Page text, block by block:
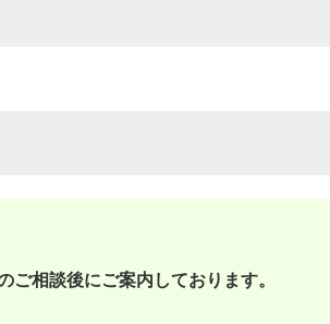
ご相談後にご案内しております。